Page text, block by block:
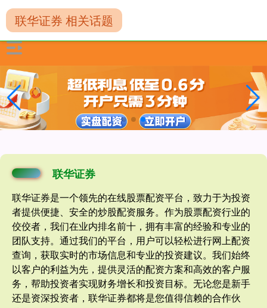
联华证券
联华证券是一个领先的在线股票配资平台，致力于为投资
者提供便捷、安全的炒股配资服务。作为股票配资行业的
佼佼者，我们在业内排名前十，拥有丰富的经验和专业的
团队支持。通过我们的平台，用户可以轻松进行网上配资
查询，获取实时的市场信息和专业的投资建议。我们始终
以客户的利益为先，提供灵活的配资方案和高效的客户服
务，帮助投资者实现财务增长和投资目标。无论您是新手
还是资深投资者，联华证券都将是您值得信赖的合作伙
联华证券 相关话题